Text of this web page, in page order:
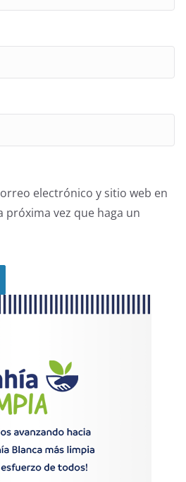
electrónico y sitio web en
próxima vez que haga un